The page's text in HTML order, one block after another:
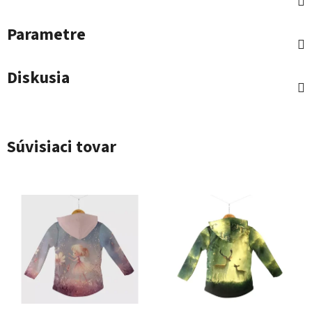
Parametre
Diskusia
Súvisiaci tovar